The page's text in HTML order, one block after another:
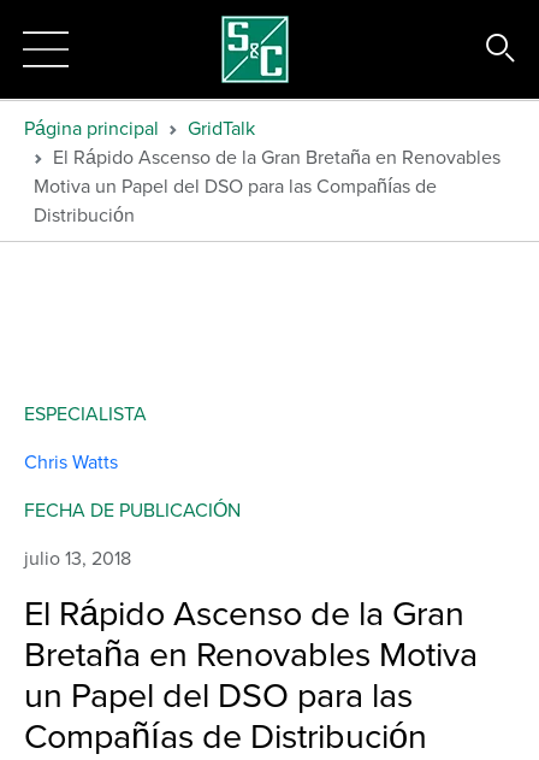
Página principal
GridTalk
El Rápido Ascenso de la Gran Bretaña en Renovables
Motiva un Papel del DSO para las Compañías de
Distribución
El Rápido Ascenso de la Gran
Bretaña en Renovables Motiva
un Papel del DSO para las
Compañías de Distribución
ESPECIALISTA
Chris Watts
FECHA DE PUBLICACIÓN
julio 13, 2018